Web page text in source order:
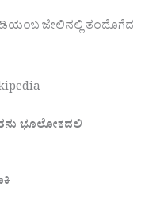
ಜೇಲಿನಲ್ಲಿ ತಂದೊಗೆದ
ಭೂಲೋಕದಲಿ